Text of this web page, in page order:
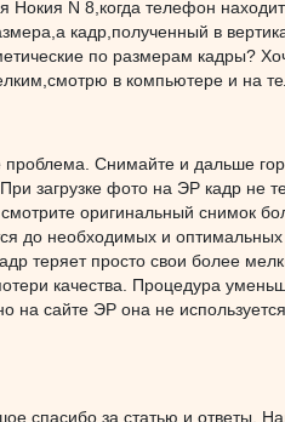
Нокия N 8,когда телефон
кадр,полученный в
по размерам кадры?
в компьютере и на
проблема. Снимайте и дальше
загрузке фото на ЭР кадр не
смотрите оригинальный снимок
до необходимых и
теряет просто свои более
качества. Процедура
на сайте ЭР она не
спасибо за статью и ответы.